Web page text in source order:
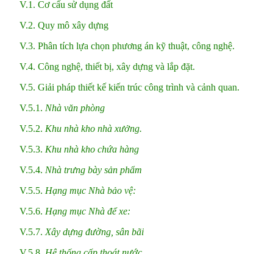
V.1. Cơ cấu sử dụng đất
V.2. Quy mô xây dựng
V.3. Phân tích lựa chọn phương án kỹ thuật, công nghệ.
V.4. Công nghệ, thiết bị, xây dựng và lắp đặt.
V.5. Giải pháp thiết kế kiến trúc công trình và cảnh quan.
V.5.1. Nhà văn phòng
V.5.2. Khu nhà kho nhà xưởng.
V.5.3. Khu nhà kho chứa hàng
V.5.4. Nhà trưng bày sản phẩm
V.5.5. Hạng mục Nhà bảo vệ:
V.5.6. Hạng mục Nhà để xe:
V.5.7. Xây dựng đường, sân bãi